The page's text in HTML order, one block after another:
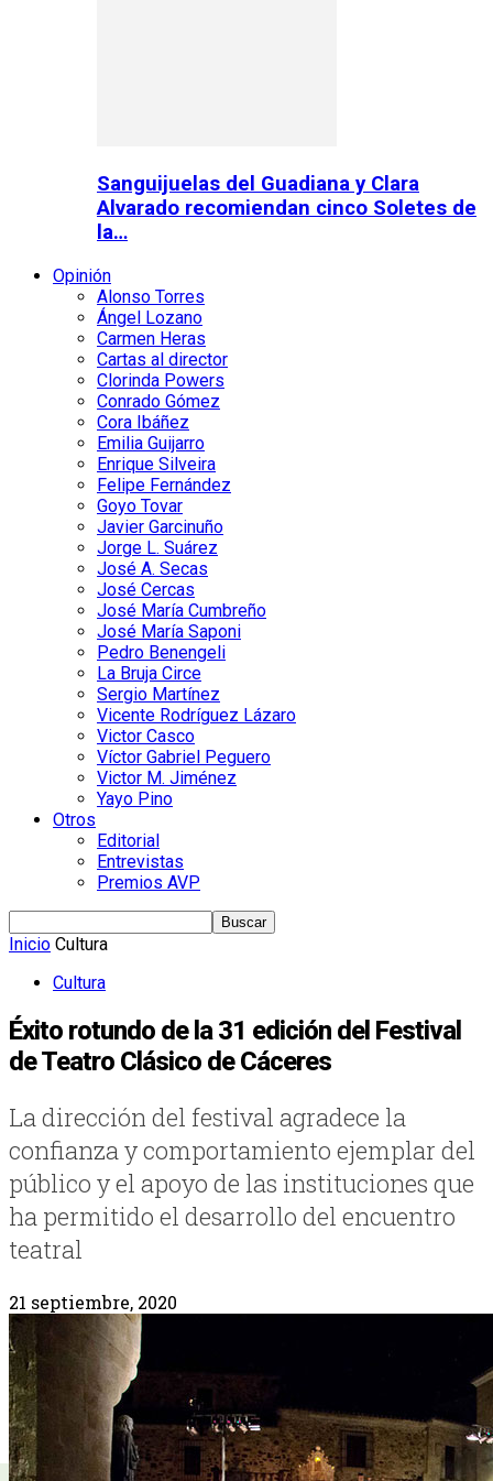
Sanguijuelas del Guadiana y Clara
Alvarado recomiendan cinco Soletes de
la…
Opinión
Alonso Torres
Ángel Lozano
Carmen Heras
Cartas al director
Clorinda Powers
Conrado Gómez
Cora Ibáñez
Emilia Guijarro
Enrique Silveira
Felipe Fernández
Goyo Tovar
Javier Garcinuño
Jorge L. Suárez
José A. Secas
José Cercas
José María Cumbreño
José María Saponi
Pedro Benengeli
La Bruja Circe
Sergio Martínez
Vicente Rodríguez Lázaro
Victor Casco
Víctor Gabriel Peguero
Victor M. Jiménez
Yayo Pino
Otros
Editorial
Entrevistas
Premios AVP
Inicio Cultura
Cultura
Éxito rotundo de la 31 edición del Festival
de Teatro Clásico de Cáceres
La dirección del festival agradece la
confianza y comportamiento ejemplar del
público y el apoyo de las instituciones que
ha permitido el desarrollo del encuentro
teatral
21 septiembre, 2020